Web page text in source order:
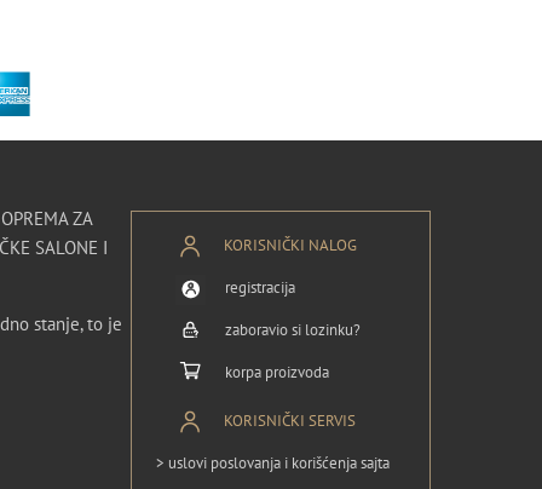
ZA
SALONE I
stanje, to je
KORISNIČKI NALOG
registracija
zaboravio si lozinku?
korpa proizvoda
KORISNIČKI SERVIS
> uslovi poslovanja i korišćenja sajta